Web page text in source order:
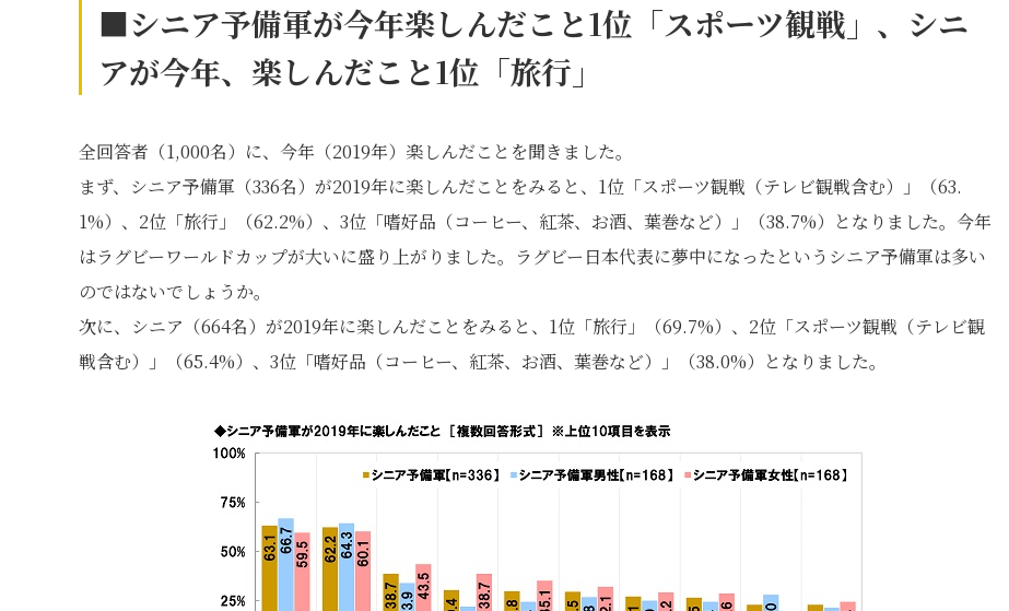
■シニア予備軍が今年楽しんだこと1位「スポーツ観戦」、シニ
アが今年、楽しんだこと1位「旅行」
全回答者（1,000名）に、今年（2019年）楽しんだことを聞きました。
まず、シニア予備軍（336名）が2019年に楽しんだことをみると、1位「スポーツ観戦（テレビ観戦含む）」（63.
1%）、2位「旅行」（62.2%）、3位「嗜好品（コーヒー、紅茶、お酒、葉巻など）」（38.7%）となりました。今年
はラグビーワールドカップが大いに盛り上がりました。ラグビー日本代表に夢中になったというシニア予備軍は多い
のではないでしょうか。
次に、シニア（664名）が2019年に楽しんだことをみると、1位「旅行」（69.7%）、2位「スポーツ観戦（テレビ観
戦含む）」（65.4%）、3位「嗜好品（コーヒー、紅茶、お酒、葉巻など）」（38.0%）となりました。